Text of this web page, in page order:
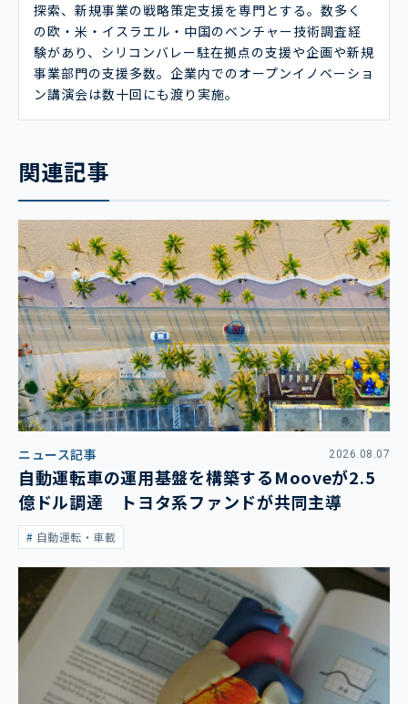
探索、新規事業の戦略策定支援を専門とする。数多く
の欧・米・イスラエル・中国のベンチャー技術調査経
験があり、シリコンバレー駐在拠点の支援や企画や新規
事業部門の支援多数。企業内でのオープンイノベーショ
ン講演会は数十回にも渡り実施。
関連記事
ニュース記事 2026.08.07
自動運転車の運用基盤を構築するMooveが2.5
億ドル調達 トヨタ系ファンドが共同主導
自動運転・車載